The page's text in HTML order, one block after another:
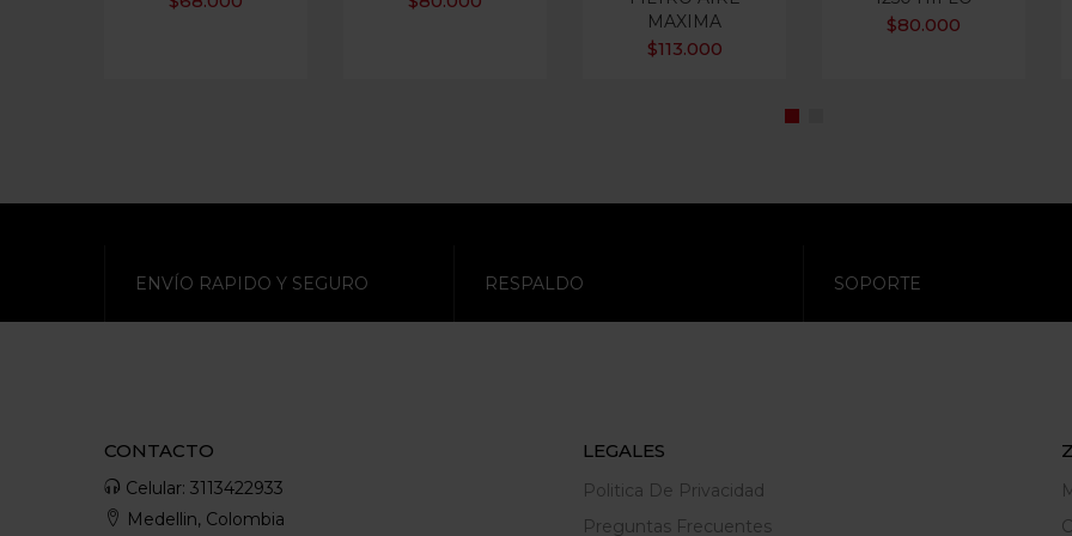
MAXIMA
$113.000
$80.000
ENVÍO RAPIDO Y SEGURO RESPALDO SOPORTE
CONTACTO
Celular: 3113422933
Medellin, Colombia
LEGALES
Politica De Privacidad
Preguntas Frecuentes